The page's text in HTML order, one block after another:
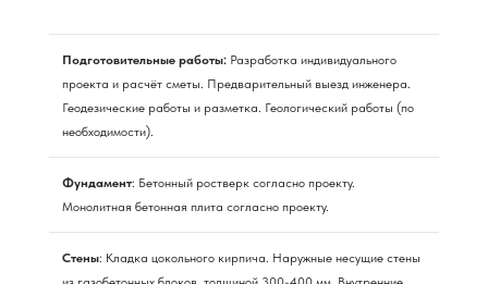
Подготовительные работы: Разработка индивидуального
проекта и расчёт сметы. Предварительный выезд инженера.
Геодезические работы и разметка. Геологический работы (по
необходимости).
Фундамент: Бетонный ростверк согласно проекту.
Монолитная бетонная плита согласно проекту.
Стены: Кладка цокольного кирпича. Наружные несущие стены